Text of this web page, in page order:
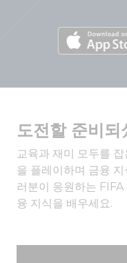
도전할 준비되
교육과 재미 모두를
을 플레이하며 금융
러분이 응원하는
융 지식을 배우세요.